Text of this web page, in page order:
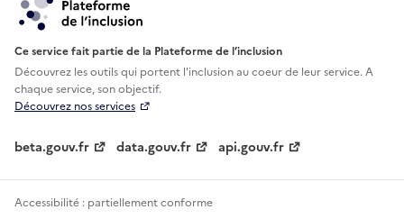
Ce service fait partie de la Plateforme de l’inclusion
Découvrez les outils qui portent l'inclusion aucoeur de leur service. A
chaque service, son objectif.
Découvrez nos services
beta.gouv.fr data.gouv.fr api.gouv.fr
Accessibilité : partiellement conforme